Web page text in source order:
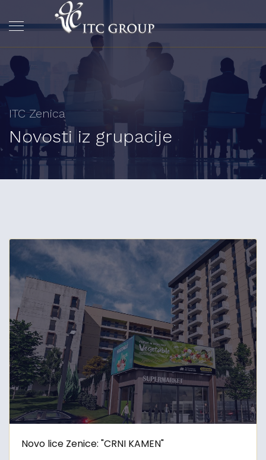
ITC Zenica
Novosti iz grupacije
Novo lice Zenice: "CRNI KAMEN"